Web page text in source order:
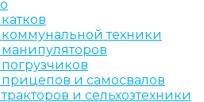
техники
и самосвалов
и сельхозтехники